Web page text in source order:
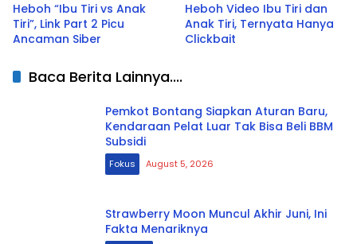
Heboh “Ibu Tiri vs Anak
Tiri”, Link Part 2 Picu
Ancaman Siber
Heboh Video Ibu Tiri dan
Anak Tiri, Ternyata Hanya
Clickbait
Baca Berita Lainnya....
Pemkot Bontang Siapkan Aturan Baru,
Kendaraan Pelat Luar Tak Bisa Beli BBM
Subsidi
Fokus August 5, 2026
Strawberry Moon Muncul Akhir Juni, Ini
Fakta Menariknya